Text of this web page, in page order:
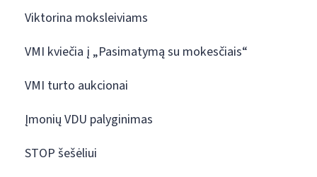
Viktorina moksleiviams
VMI kviečia į „Pasimatymą su mokesčiais“
VMI turto aukcionai
Įmonių VDU palyginimas
STOP šešėliui